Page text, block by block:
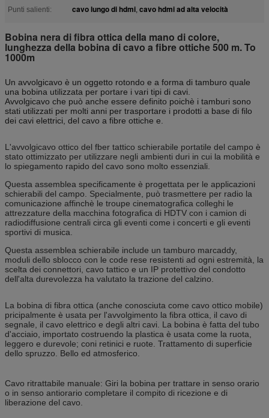
Punti salienti:
cavo lungo di hdmi, cavo hdmi ad alta velocità
Bobina nera di fibra ottica della mano di colore,
lunghezza della bobina di cavo a fibre ottiche 500 m. To
1000m
Un avvolgicavo è un oggetto rotondo e a forma di tamburo quale
una bobina utilizzata per portare i vari tipi di cavi.
Avvolgicavo che può anche essere definito poichè i tamburi sono
stati utilizzati per molti anni per trasportare i prodotti a base di filo
dei cavi elettrici, del cavo a fibre ottiche e.
L'avvolgicavo ottico del fber tattico schierabile portatile del campo è
stato ottimizzato per utilizzare negli ambienti duri in cui la mobilità e
lo spiegamento rapido del cavo sono molto essenziali.
Questa assemblea specificamente è progettata per le applicazioni
schierabili del campo. Specialmente, può trasmettere per radio la
comunicazione affinchè le troupe cinematografica colleghi le
attrezzature della macchina fotografica di HDTV con i camion di
radiodiffusione centrali circa gli eventi come i concerti e gli eventi
sportivi di musica.
Questa assemblea schierabile include un tamburo marcaddy,
moduli dello sblocco con le code rese resistenti ad ogni estremità, la
scelta dei connettori, cavo tattico e un IP protettivo del condotto
dell'alta durevolezza ha valutato la trazione del calzino.
La bobina di fibra ottica (anche conosciuta come cavo ottico mobile)
pricipalmente è usata per l'avvolgimento la fibra ottica, il cavo di
segnale, il cavo elettrico e degli altri cavi. La bobina è fatta del tubo
d'acciaio, importato costruendo la plastica è usata come la ruota,
leggero e durevole; coni retinici e ruote. Trattamento di superficie
dello spruzzo. Bello ed atmosferico.
Cavo ritrattabile manuale: Giri la bobina per trattare in senso orario
o in senso antiorario completare il compito di ricezione e di
liberazione del cavo.